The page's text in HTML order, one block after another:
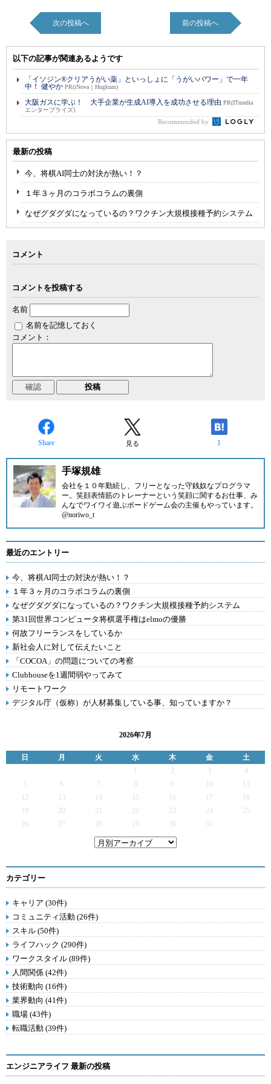
次の投稿へ 前の投稿へ
以下の記事が関連あるようです
「イソジン®クリアうがい薬」といっしょに「うがいパワー」で一年
中！ 健やか PR(iNova｜Hugkum)
大阪ガスに学ぶ！ 大手企業が生成AI導入を成功させる理由 PR(ITmedia
エンタープライズ)
Recommended by
最新の投稿
今、将棋AI同士の対決が熱い！？
１年３ヶ月のコラボコラムの裏側
なぜグダグダになっているの？ワクチン大規模接種予約システム
コメント
コメントを投稿する
名前
名前を記憶しておく
コメント：
Share 見る 1
手塚規雄
会社を１０年勤続し、フリーとなった守銭奴なプログラマ
ー。笑顔表情筋のトレーナーという笑顔に関するお仕事、み
んなでワイワイ遊ぶボードゲーム会の主催もやっています。
@noriwo_t
最近のエントリー
今、将棋AI同士の対決が熱い！？
１年３ヶ月のコラボコラムの裏側
なぜグダグダになっているの？ワクチン大規模接種予約システム
第31回世界コンピュータ将棋選手権はelmoの優勝
何故フリーランスをしているか
新社会人に対して伝えたいこと
「COCOA」の問題についての考察
Clubhouseを1週間弱やってみて
リモートワーク
デジタル庁（仮称）が人材募集している事、知っていますか？
2026年7月
日 月 火 水 木 金
土
2 3
4
5
6 7 9
12
13 14 15 16 17
19
20 21 22 23 24
25
26
27 28 29 30 31
カテゴリー
キャリア (30件)
コミュニティ活動 (26件)
スキル (50件)
ライフハック (290件)
ワークスタイル (89件)
人間関係 (42件)
技術動向 (16件)
業界動向 (41件)
職場 (43件)
転職活動 (39件)
エンジニアライフ 最新の投稿